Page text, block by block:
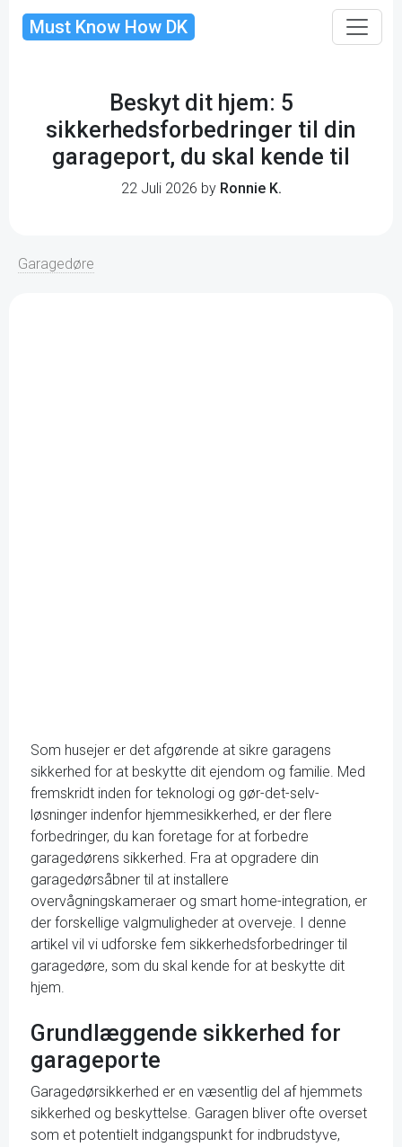
Must Know How DK
Beskyt dit hjem: 5
sikkerhedsforbedringer til din
garageport, du skal kende til
22 Juli 2026 by Ronnie K.
Garagedøre
Som husejer er det afgørende at sikre garagens
sikkerhed for at beskytte dit ejendom og familie. Med
fremskridt inden for teknologi og gør-det-selv-
løsninger indenfor hjemmesikkerhed, er der flere
forbedringer, du kan foretage for at forbedre
garagedørens sikkerhed. Fra at opgradere din
garagedørsåbner til at installere
overvågningskameraer og smart home-integration, er
der forskellige valgmuligheder at overveje. I denne
artikel vil vi udforske fem sikkerhedsforbedringer til
garagedøre, som du skal kende for at beskytte dit
hjem.
Grundlæggende sikkerhed for
garageporte
Garagedørsikkerhed er en væsentlig del af hjemmets
sikkerhed og beskyttelse. Garagen bliver ofte overset
som et potentielt indgangspunkt for indbrudstyve,